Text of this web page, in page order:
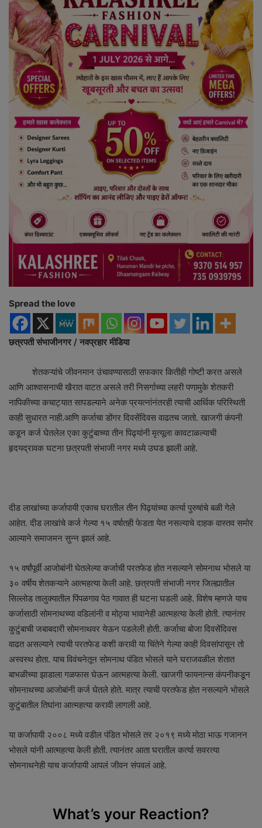
Spread the love
छत्रपती संभाजीनगर / नवप्रहार मीडिया
शेतकऱ्यांचे जीवनमान उंचावण्यासाठी सफकार कितीही गोष्टी करत असले
आणि आश्वासनाची खैरात वाटत असले तरी निसर्गाच्या लहरी पणामुके शेतकरी
नापिकीच्या कचाट्यात सापडल्याने अनेक प्रयत्नांनंतरही त्याची आर्थिक परिस्थिती
काही सुधारत नाही.आणि कर्जाचा डोंगर दिवसेंदिवस वाढतच जातो. खाजगी कंपनी
कडून कर्ज घेतलेल एका कुटुंबाच्या तीन पिढ्यांनी मृत्यूला कावटाळल्याची
हृदयद्रावक घटना छत्रपती संभाजी नगर मध्ये उघड झाली आहे.
दीड लाखांच्या कर्जापायी एकाच घरातील तीन पिढ्यांच्या कर्त्या पुरुषांचे बळी गेले
आहेत. दीड लाखांचे कर्ज गेल्या १५ वर्षातही फेडता येत नसल्याचे दाहक वास्तव समोर
आल्याने समाजमन सुन्न झालं आहे.
१५ वर्षांपूर्वी आजोबांनी घेतलेल्या कर्जाची परतफेड होत नसल्याने सोमनाथ भोसले या
३० वर्षीय शेतकऱ्याने आत्महत्या केली आहे. छत्रपती संभाजी नगर जिल्ह्यातील
सिल्लोड तालुक्यातील पिंपळगाव पेठ गावात ही घटना घडली आहे. विशेष म्हणजे याच
कर्जासाठी सोमनाथच्या वडिलांनी व मोठ्या भावानेही आत्महत्या केली होती. त्यानंतर
कुटुंबाची जबाबदारी सोमनाथवर येऊन पडलेली होती. कर्जाचा बोजा दिवसेंदिवस
वाढत असल्याने त्याची परतफेड कशी करावी या चिंतेने गेल्या काही दिवसांपासून तो
अस्वस्थ होता. याच विवंचनेतून सोमनाथ पंडित भोसले याने घराजवळील शेतात
बाभळीच्या झाडाला गळफास घेऊन आत्महत्या केली. खाजगी फायनान्स कंपनीकडून
सोमनाथच्या आजोबांनी कर्ज घेतले होते. मात्र त्याची परतफेड होत नसल्याने भोसले
कुटुंबातील तिघांना आत्महत्या करावी लागली आहे.
या कर्जापायी २००८ मध्ये वडील पंडित भोसले तर २०१९ मध्ये मोठा भाऊ गजानन
भोसले यांनी आत्महत्या केली होती. त्यानंतर आता घरातील कर्त्या सवरत्या
सोमनाथनेही याच कर्जापायी आपलं जीवन संपवलं आहे.
What’s your Reaction?